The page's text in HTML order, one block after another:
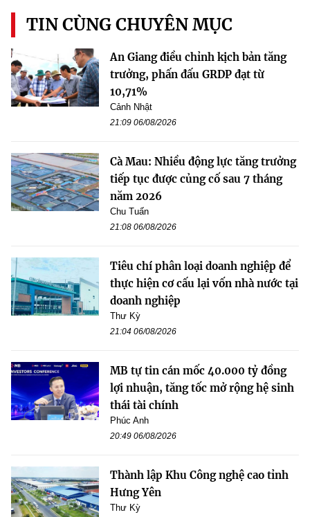
TIN CÙNG CHUYÊN MỤC
An Giang điều chỉnh kịch bản tăng
trưởng, phấn đấu GRDP đạt từ
10,71%
Cảnh Nhật
21:09 06/08/2026
Cà Mau: Nhiều động lực tăng trưởng
tiếp tục được củng cố sau 7 tháng
năm 2026
Chu Tuấn
21:08 06/08/2026
Tiêu chí phân loại doanh nghiệp để
thực hiện cơ cấu lại vốn nhà nước tại
doanh nghiệp
Thư Kỳ
21:04 06/08/2026
MB tự tin cán mốc 40.000 tỷ đồng
lợi nhuận, tăng tốc mở rộng hệ sinh
thái tài chính
Phúc Anh
20:49 06/08/2026
Thành lập Khu Công nghệ cao tỉnh
Hưng Yên
Thư Kỳ